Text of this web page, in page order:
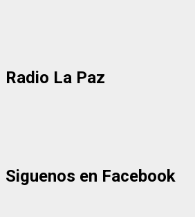
Radio La Paz
Siguenos en Facebook